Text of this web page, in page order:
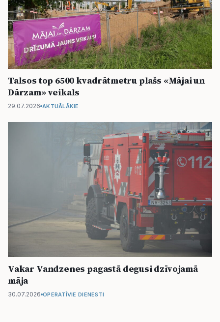
Talsos top 6500 kvadrātmetru plašs «Mājai un
Dārzam» veikals
29.07.2026 AKTUĀLĀKIE
Vakar Vandzenes pagastā degusi dzīvojamā
māja
30.07.2026 OPERATĪVIE DIENESTI